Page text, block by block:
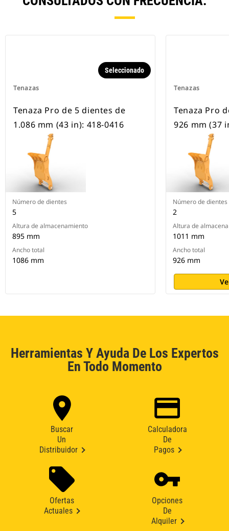
Tenazas
Seleccionado
Tenaza Pro de 5 dientes de
1.086 mm (43 in): 418-0416
Número de dientes
5
Altura de almacenamiento
895 mm
Ancho total
1086 mm
Tenazas
Tenaza Pro
926 mm (37
Número de dientes
2
Altura de
1011 mm
Ancho total
926 mm
Herramientas Y Ayuda De Los Expertos
En Todo Momento
Buscar
Un
Distribuidor
Calculadora
De
Pagos
Ofertas
Actuales
Opciones
De
Alquiler